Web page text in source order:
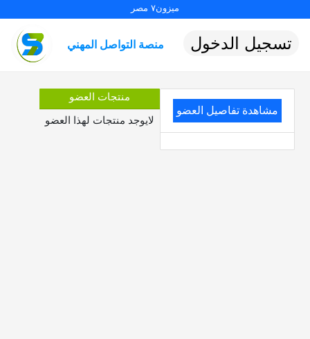
ميزون٧ مصر
منصة التواصل المهني تسجيل الدخول
مشاهدة تفاصيل العضو
منتجات العضو
لايوجد منتجات لهذا العضو